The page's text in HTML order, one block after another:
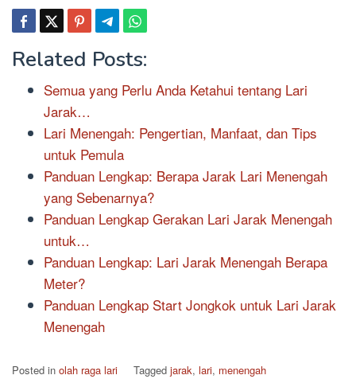
Related Posts:
Semua yang Perlu Anda Ketahui tentang Lari
Jarak…
Lari Menengah: Pengertian, Manfaat, dan Tips
untuk Pemula
Panduan Lengkap: Berapa Jarak Lari Menengah
yang Sebenarnya?
Panduan Lengkap Gerakan Lari Jarak Menengah
untuk…
Panduan Lengkap: Lari Jarak Menengah Berapa
Meter?
Panduan Lengkap Start Jongkok untuk Lari Jarak
Menengah
Posted in olah raga lari Tagged jarak, lari, menengah